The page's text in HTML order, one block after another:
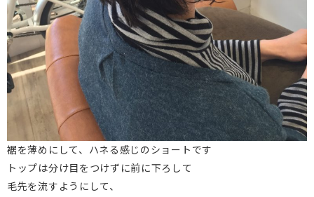
裾を薄めにして、ハネる感じのショートです
トップは分け目をつけずに前に下ろして
毛先を流すようにして、